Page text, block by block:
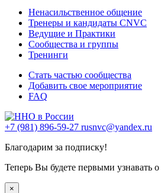
Ненасильственное общение
Тренеры и кандидаты CNVC
Ведущие и Практики
Сообщества и группы
Тренинги
Стать частью сообщества
Добавить свое мероприятие
FAQ
+7 (981) 896-59-27 rusnvc@yandex.ru
Благодарим за подписку!
Теперь Вы будете первыми узнавать
×